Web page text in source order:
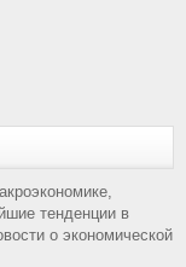
тенденции в
о экономической